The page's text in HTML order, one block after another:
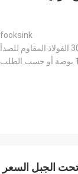
fooksink
الجبل السعر